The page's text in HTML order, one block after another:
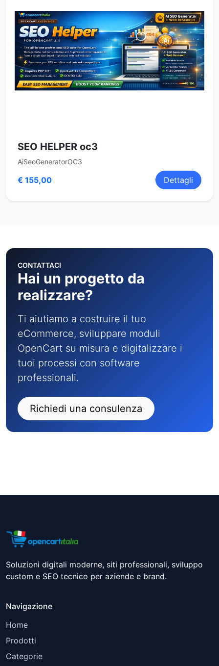
SEO HELPER oc3
AiSeoGeneratorOC3
€ 155,00 Dettagli
CONTATTACI
Hai un progetto da
realizzare?
Ti aiutiamo a costruire il tuo
eCommerce, sviluppare moduli
OpenCart su misura e digitalizzare i
tuoi processi con software
professionali.
Richiedi una consulenza
Soluzioni digitali moderne, siti professionali, sviluppo
custom e SEO tecnico per aziende e brand.
Navigazione
Home
Prodotti
Categorie